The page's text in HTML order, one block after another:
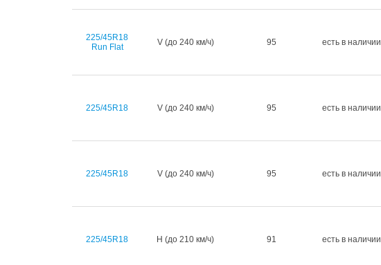
225/45R18
Run Flat
V (до 240 км/ч) 95 есть в наличии
225/45R18 V (до 240 км/ч) 95 есть в наличии
225/45R18 V (до 240 км/ч) 95 есть в наличии
225/45R18 H (до 210 км/ч) 91 есть в наличии